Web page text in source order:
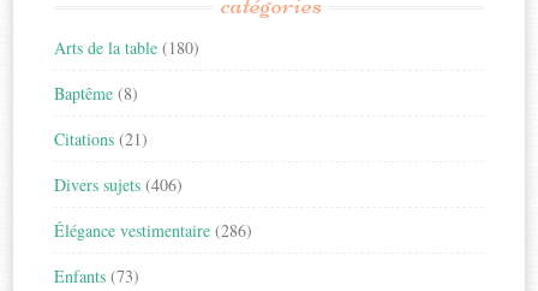
Arts de la table (180)
Baptême (8)
Citations (21)
Divers sujets (406)
Élégance vestimentaire (286)
Enfants (73)